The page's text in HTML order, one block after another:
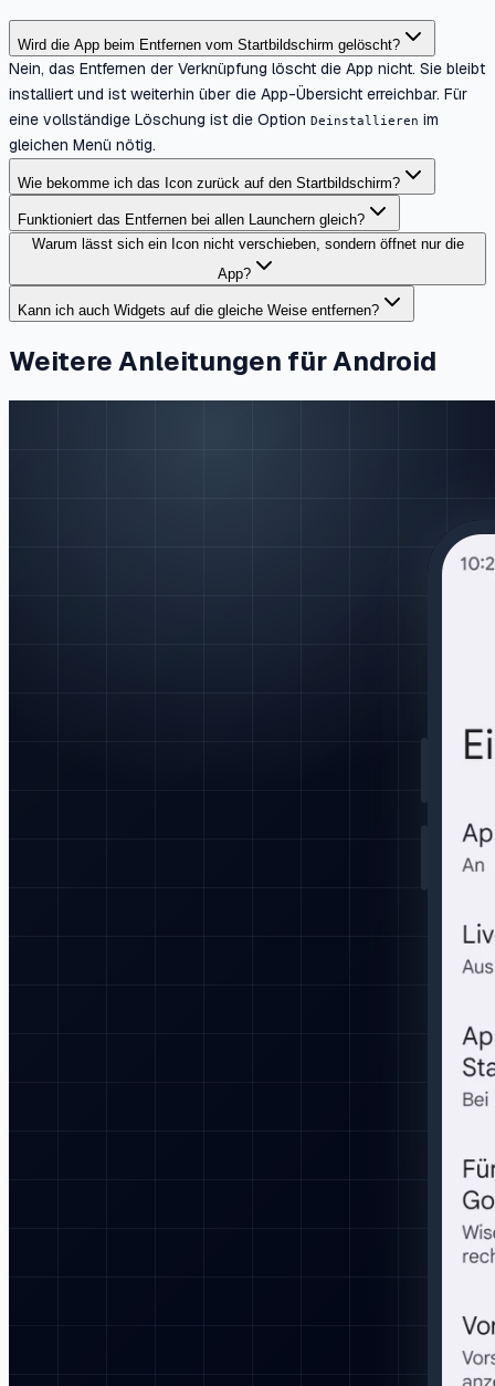
Wird die App beim Entfernen vom Startbildschirm gelöscht?
Nein, das Entfernen der Verknüpfung löscht die App nicht. Sie bleibt
installiert und ist weiterhin über die App-Übersicht erreichbar. Für
eine vollständige Löschung ist die Option Deinstallieren im
gleichen Menü nötig.
Wie bekomme ich das Icon zurück auf den Startbildschirm?
Funktioniert das Entfernen bei allen Launchern gleich?
Warum lässt sich ein Icon nicht verschieben, sondern öffnet nur die
App?
Kann ich auch Widgets auf die gleiche Weise entfernen?
Weitere Anleitungen für Android